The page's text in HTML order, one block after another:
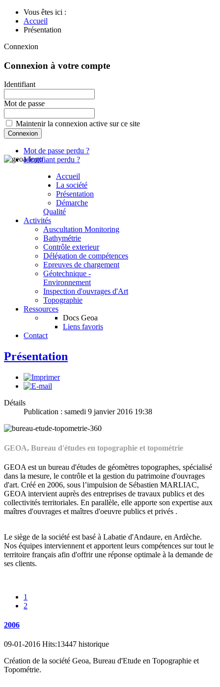
Vous êtes ici :
Accueil
Présentation
Connexion
Connexion à votre compte
Identifiant
Mot de passe
Maintenir la connexion active sur ce site
Mot de passe perdu ?
Identifiant perdu ?
Accueil
La société
Présentation
Démarche
Qualité
Activités
Auscultation Monitoring
Bathymétrie
Contrôle exterieur
Délégation de compétences
Epreuves de chargement
Géotechnique -
Environnement
Inspection d'ouvrages d'Art
Topographie
Ressources
Docs Geoa
Liens favoris
Contact
Présentation
Détails
Publication : samedi 9 janvier 2016 19:38
GEOA, Bureau d'études en topographie et topométrie
GEOA est un bureau d'études de géomètres topographes, spécialisé
dans la mesure, le contrôle et la gestion du patrimoine d'ouvrages
d'art. Créé en 2006, sous l’impulsion de Sébastien MARLIAC,
GEOA intervient auprès des entreprises de travaux publics et des
collectivités territoriales. En parallèle, elle apporte son expertise aux
maîtres d'ouvrages et maîtres d'oeuvre publics et privés .
Le siège de la société est basé à Labatie d'Andaure, en Ardèche.
Nos équipes interviennent et apportent leurs compétences sur tout le
territoire français afin d'offrir une réponse optimale à la demande de
ses clients.
1
2
2006
09-01-2016 Hits:13447 historique
Création de la société Geoa, Bureau d'Etude en Topographie et
Topométrie.